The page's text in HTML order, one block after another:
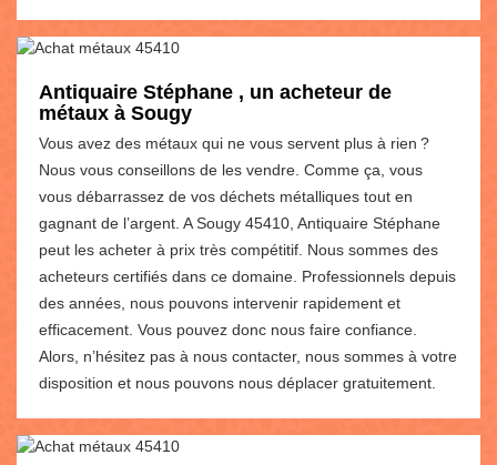
Antiquaire Stéphane , un acheteur de
métaux à Sougy
Vous avez des métaux qui ne vous servent plus à rien ?
Nous vous conseillons de les vendre. Comme ça, vous
vous débarrassez de vos déchets métalliques tout en
gagnant de l’argent. A Sougy 45410, Antiquaire Stéphane
peut les acheter à prix très compétitif. Nous sommes des
acheteurs certifiés dans ce domaine. Professionnels depuis
des années, nous pouvons intervenir rapidement et
efficacement. Vous pouvez donc nous faire confiance.
Alors, n’hésitez pas à nous contacter, nous sommes à votre
disposition et nous pouvons nous déplacer gratuitement.